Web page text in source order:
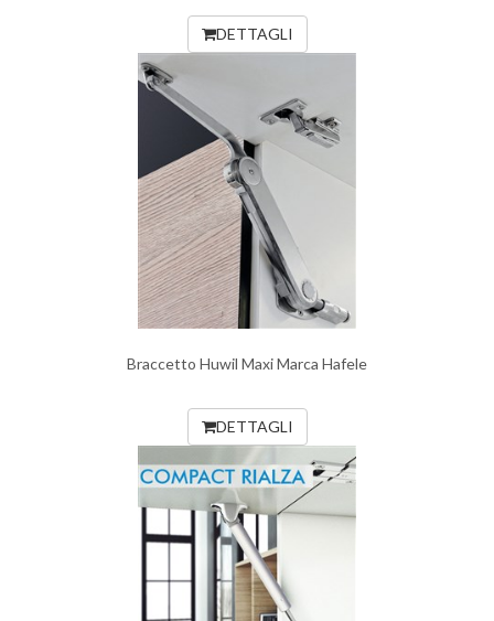
DETTAGLI
Braccetto Huwil Maxi Marca Hafele
DETTAGLI